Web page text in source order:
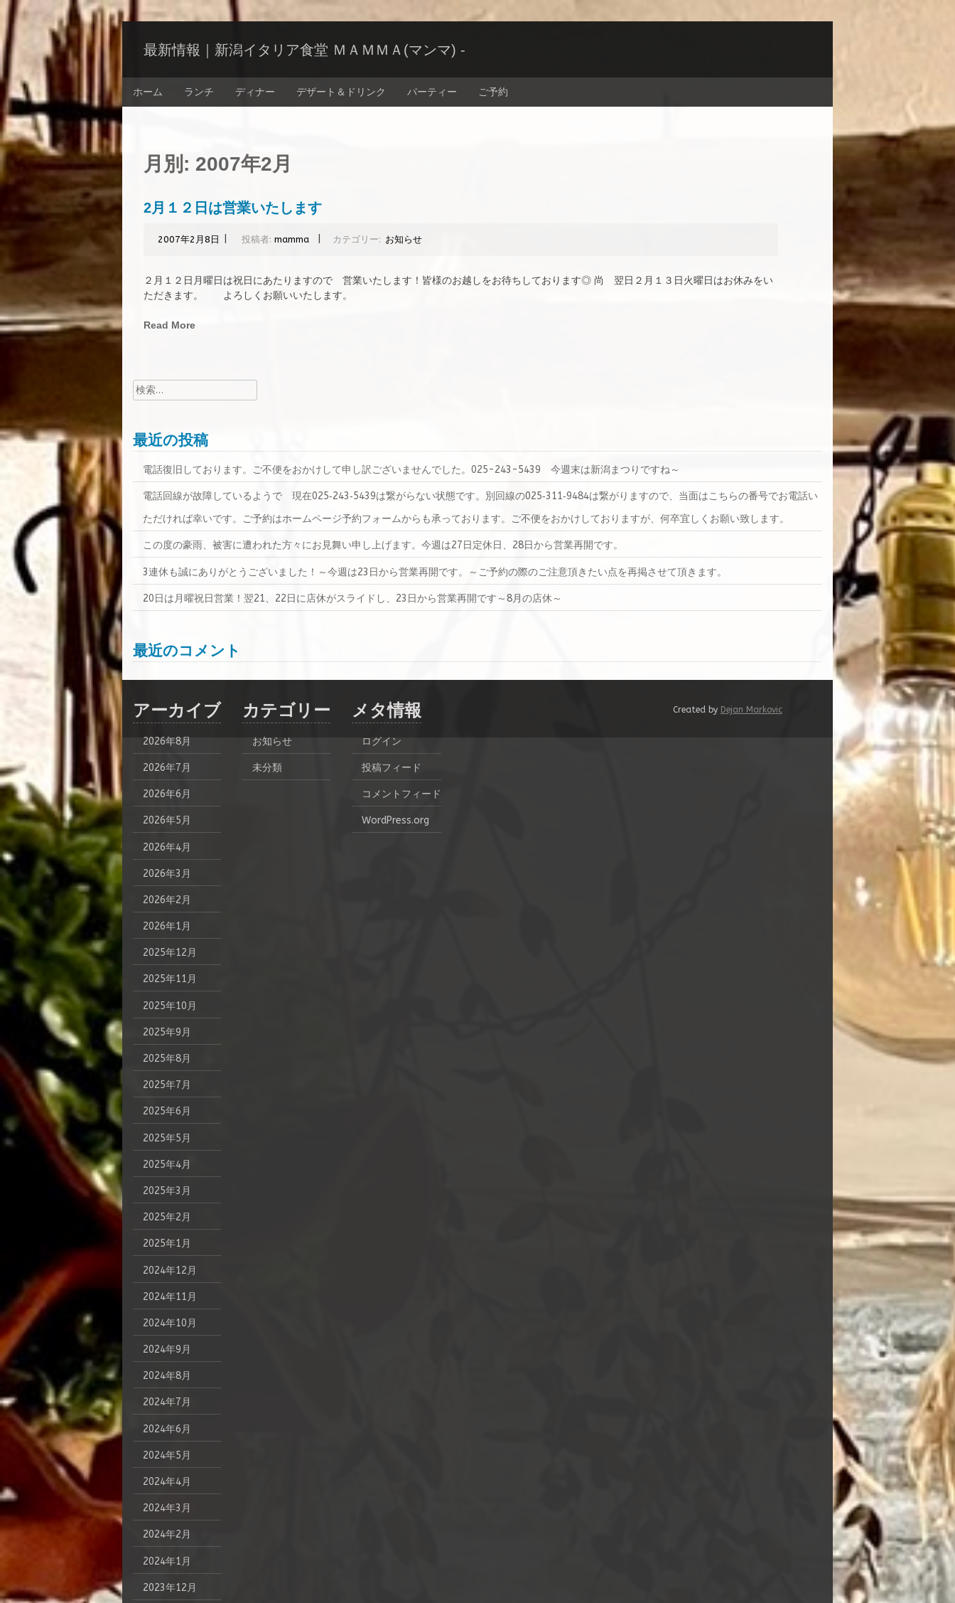
コ
ツ
へ
プ
最新情報｜新潟イタリア食堂 ＭＡＭＭＡ(マンマ) -
ン
ツ
へ
キ
ホーム ランチ ディナー デザート＆ドリンク パーティー ご予約
月別: 2007年2月
2月１２日は営業いたします
2007年2月8日 投稿者: mamma カテゴリー: お知らせ
２月１２日月曜日は祝日にあたりますので 営業いたします！皆様のお越しをお待ちしております◎ 尚 翌日２月１３日火曜日はお休みをい
ただきます。 よろしくお願いいたします。
Read More
検
索:
最近の投稿
電話復旧しております。ご不便をおかけして申し訳ございませんでした。025-243-5439 今週末は新潟まつりですね～
電話回線が故障しているようで 現在025‐243‐5439は繋がらない状態です。別回線の025‐311‐9484は繋がりますので、当面はこちらの番号でお電話い
ただければ幸いです。ご予約はホームページ予約フォームからも承っております。ご不便をおかけしておりますが、何卒宜しくお願い致します。
この度の豪雨、被害に遭われた方々にお見舞い申し上げます。今週は27日定休日、28日から営業再開です。
3連休も誠にありがとうございました！～今週は23日から営業再開です。～ご予約の際のご注意頂きたい点を再掲させて頂きます。
20日は月曜祝日営業！翌21、22日に店休がスライドし、23日から営業再開です～8月の店休～
最近のコメント
アーカイブ
2026年8月
2026年7月
2026年6月
2026年5月
2026年4月
2026年3月
2026年2月
2026年1月
2025年12月
2025年11月
2025年10月
2025年9月
2025年8月
2025年7月
2025年6月
2025年5月
2025年4月
2025年3月
2025年2月
2025年1月
2024年12月
2024年11月
2024年10月
2024年9月
2024年8月
2024年7月
2024年6月
2024年5月
2024年4月
2024年3月
2024年2月
2024年1月
2023年12月
カテゴリー
お知らせ
未分類
メタ情報
ログイン
投稿フィード
コメントフィード
WordPress.org
Created by Dejan Markovic